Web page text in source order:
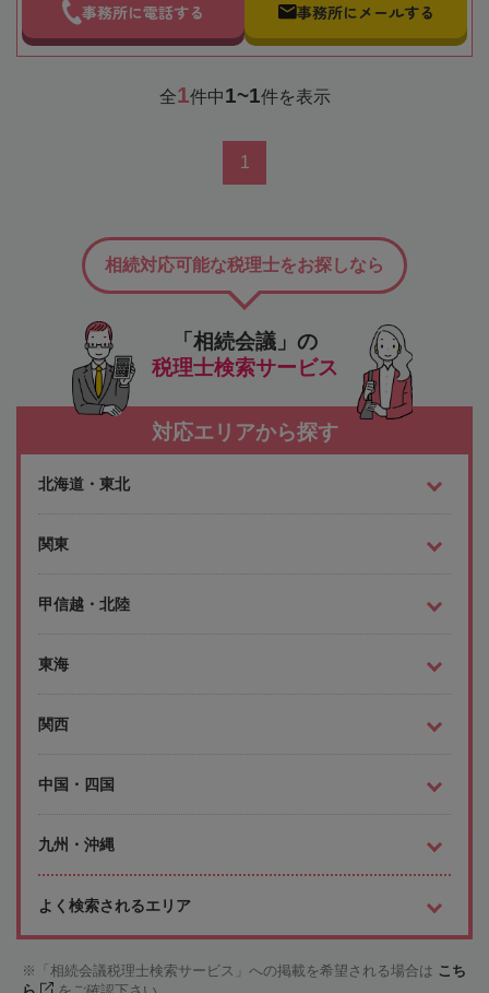
事務所に電話する 事務所にメールする
全1件中1~1件を表示
1
「相続会議」の
税理士検索サービス
相続対応可能な税理士をお探しなら
対応エリアから探す
北海道・東北
関東
甲信越・北陸
東海
関西
中国・四国
九州・沖縄
よく検索されるエリア
「相続会議税理士検索サービス」への掲載を希望される場合は こち